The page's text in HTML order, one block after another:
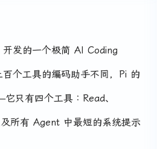
发的一个极简 AI Coding
个工具的编码助手不同，Pi 的
只有四个工具：Read、
所有 Agent 中最短的系统提示